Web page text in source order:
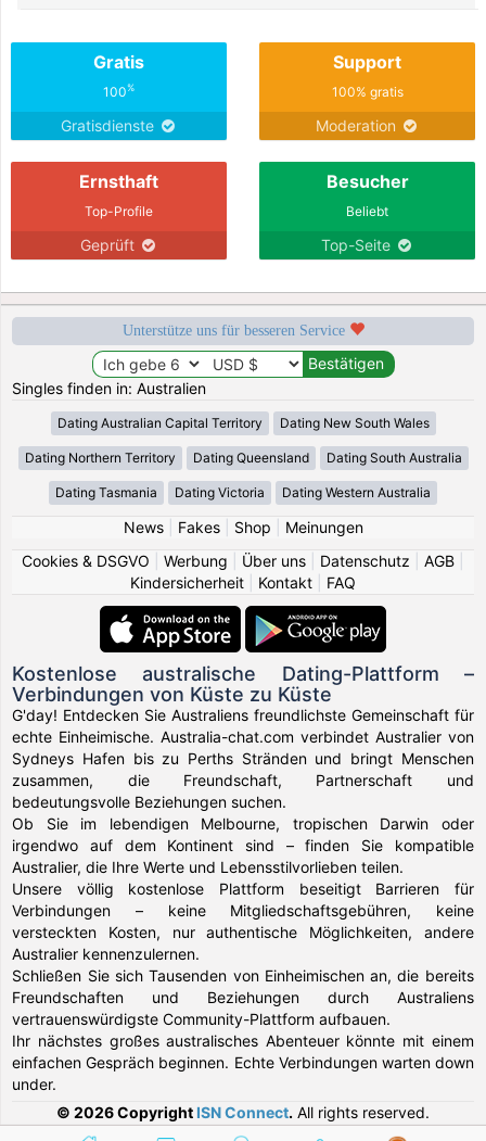
Gratis
100%
Gratisdienste
Support
100% gratis
Moderation
Ernsthaft
Top-Profile
Geprüft
Besucher
Beliebt
Top-Seite
Unterstütze uns für besseren Service
Singles finden in: Australien
Dating Australian Capital Territory Dating New South Wales
Dating Northern Territory Dating Queensland Dating South Australia
Dating Tasmania Dating Victoria Dating Western Australia
News| Fakes| Shop
Meinungen
Cookies & DSGVO
Werbung Über uns Datenschutz AGB
Kindersicherheit
Kontakt FAQ
Kostenlose australische Dating-Plattform –
Verbindungen von Küste zu Küste
G'day! Entdecken Sie Australiens freundlichste Gemeinschaft für
echte Einheimische. Australia-chat.com verbindet Australier von
Sydneys Hafen bis zu Perths Stränden und bringt Menschen
zusammen, die Freundschaft, Partnerschaft und
bedeutungsvolle Beziehungen suchen.
Ob Sie im lebendigen Melbourne, tropischen Darwin oder
irgendwo auf dem Kontinent sind – finden Sie kompatible
Australier, die Ihre Werte und Lebensstilvorlieben teilen.
Unsere völlig kostenlose Plattform beseitigt Barrieren für
Verbindungen – keine Mitgliedschaftsgebühren, keine
versteckten Kosten, nur authentische Möglichkeiten, andere
Australier kennenzulernen.
Schließen Sie sich Tausenden von Einheimischen an, die bereits
Freundschaften und Beziehungen durch Australiens
vertrauenswürdigste Community-Plattform aufbauen.
Ihr nächstes großes australisches Abenteuer könnte mit einem
einfachen Gespräch beginnen. Echte Verbindungen warten down
under.
© 2026 Copyright ISN Connect. All rights reserved.